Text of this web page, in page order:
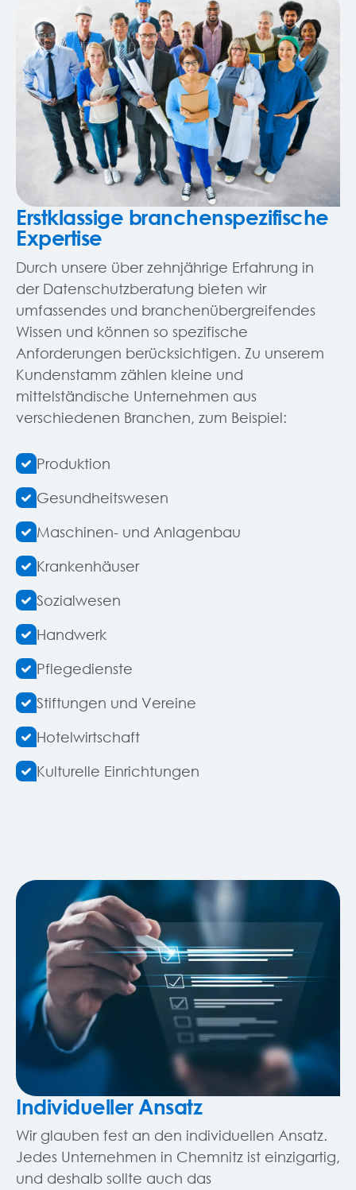
Erstklassige branchenspezifische
Expertise
Durch unsere über zehnjährige Erfahrung in
der Datenschutzberatung bieten wir
umfassendes und branchenübergreifendes
Wissen und können so spezifische
Anforderungen berücksichtigen. Zu unserem
Kundenstamm zählen kleine und
mittelständische Unternehmen aus
verschiedenen Branchen, zum Beispiel:
Produktion
Gesundheitswesen
Maschinen- und Anlagenbau
Krankenhäuser
Sozialwesen
Handwerk
Pflegedienste
Stiftungen und Vereine
Hotelwirtschaft
Kulturelle Einrichtungen
Individueller Ansatz
Wir glauben fest an den individuellen Ansatz.
Jedes Unternehmen in Chemnitz ist einzigartig,
und deshalb sollte auch das